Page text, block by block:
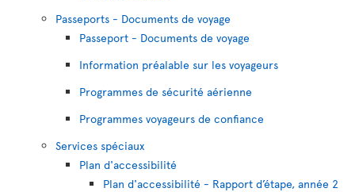
Passeports - Documents de voyage
Passeport - Documents de voyage
Information préalable sur les voyageurs
Programmes de sécurité aérienne
Programmes voyageurs de confiance
Services spéciaux
Plan d'accessibilité
Plan d'accessibilité - Rapport d’étape, année 2